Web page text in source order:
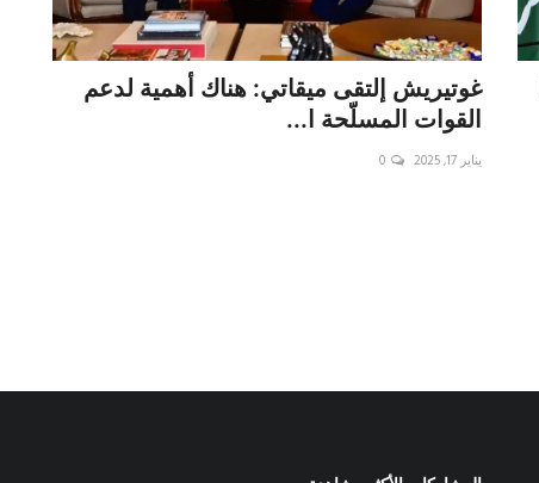
غوتيريش إلتقى ميقاتي: هناك أهمية لدعم
القوات المسلّحة ا...
يناير 17, 2025 0